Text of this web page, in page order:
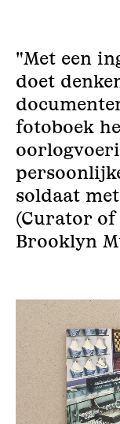
"Met een
doet
fotoboek
soldaat
(Curator
Brooklyn